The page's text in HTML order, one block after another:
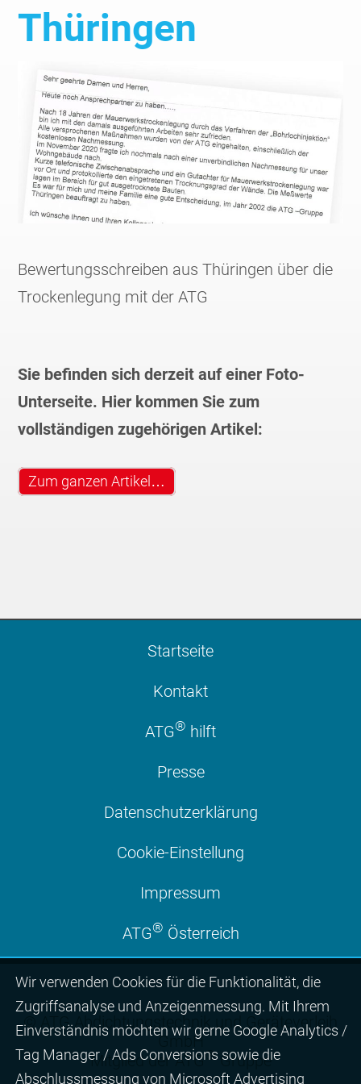
Thüringen
Bewertungsschreiben aus Thüringen über die
Trockenlegung mit der ATG
Sie befinden sich derzeit auf einer Foto-
Unterseite. Hier kommen Sie zum
vollständigen zugehörigen Artikel:
Zum ganzen Artikel…
Startseite
Kontakt
ATG® hilft
Presse
Datenschutzerklärung
Cookie-Einstellung
Impressum
ATG® Österreich
© ATG Abdichtungstechnik und Geräteverleih
GmbH
Mitglied der ATG®Gruppe
Wir ver­wen­den Cookies für die Funktio­na­lität, die
Zugriffs­ana­lyse und Anzei­gen­mes­sung. Mit Ihrem
Ein­ver­ständ­nis möchten wir gerne Google Analytics /
Tag Manager / Ads Con­ver­sions sowie die
Abschluss­mes­sung von Micro­soft Adver­tising